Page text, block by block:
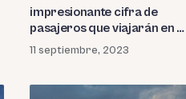
impresionante cifra de
pasajeros que viajarán en 3
meses
11 septiembre, 2023